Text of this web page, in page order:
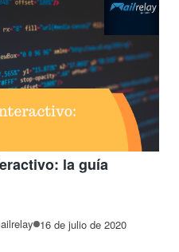
la guía
16 de julio de 2020